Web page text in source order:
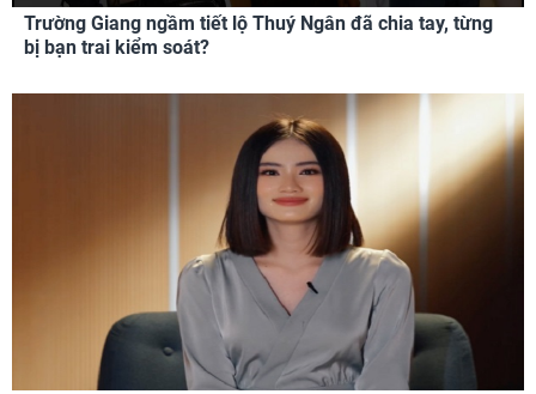
Trường Giang ngầm tiết lộ Thuý Ngân đã chia tay, từng
bị bạn trai kiểm soát?